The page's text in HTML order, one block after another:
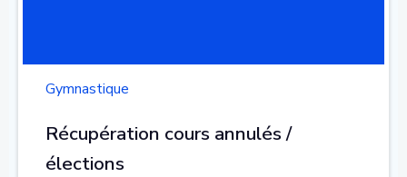
Gymnastique
Récupération cours annulés /
élections